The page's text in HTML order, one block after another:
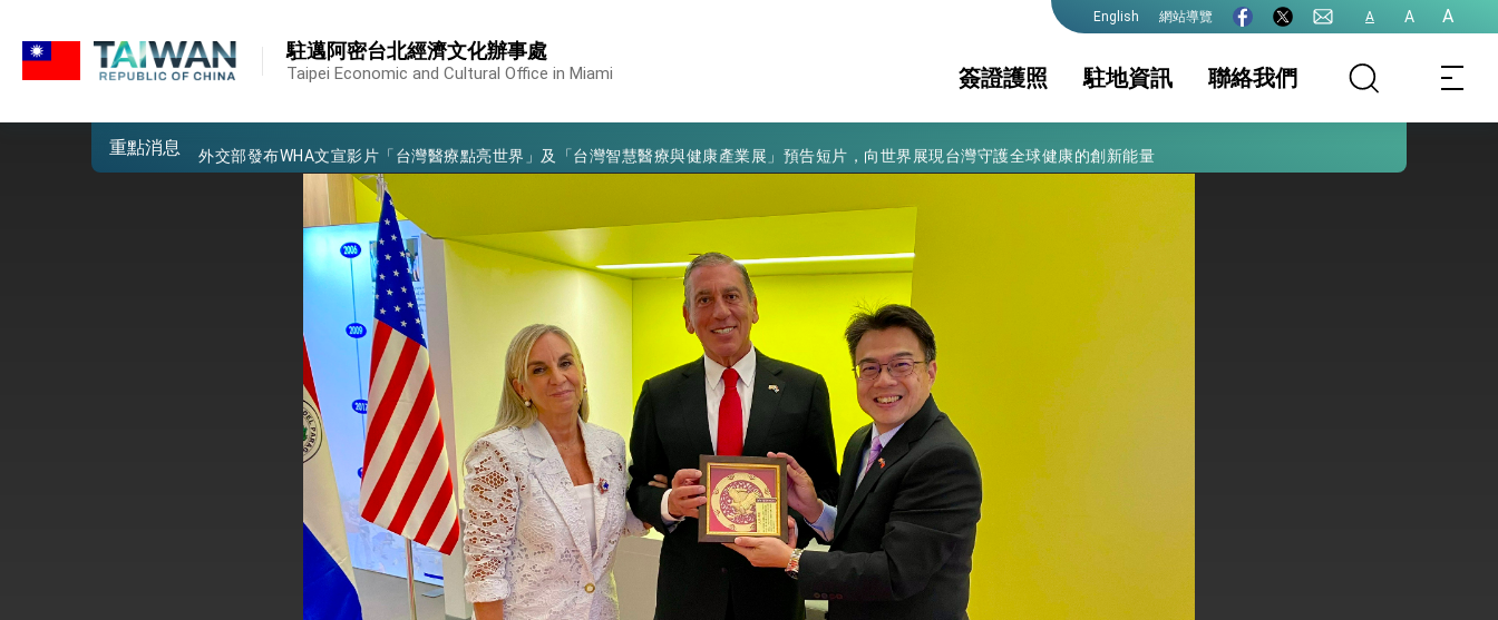
English 網站導覽 A A A
駐邁阿密台北經濟文化辦事處
Taipei Economic and Cultural Office in Miami 簽證護照
護照 簽證
文件證明
駐地資訊
簽證及入境須知 駐地基本資料
生活資訊
行事曆
聯絡我們
重點消息
我國政府將在美國亞利桑納州設立「駐鳳凰城辦事處」，進一步深化台美交流合作
外交部發布WHA文宣影片「台灣醫療點亮世界」及「台灣智慧醫療與健康產業展」預告短片，向世界展現台灣守護全球健康的創新能量
總統出訪史瓦帝尼返國談話 強調臺灣人有權利走向世界 盼與理念相近國家共同維護國際秩序
堅定走向世界 賴總統抵達史瓦帝尼王國進行國是訪問
總統與五院院長新春茶敘 盼化分歧為團結、為國家邁出合作第一步
台美貿易協議完成簽署達成6大目標、創5大歷史性突破 總統強調將以3大面向加速臺灣經濟轉型升級 籲請立院全力支持並盡速通過
臺美簽署「對等貿易協定」確立對等關稅15%且不疊加 我輸美2072項產品豁免對等關稅
總統接受「法新社」（AFP）專訪內容
外交部長林佳龍於《外交事務》撰文指出：自由世界 需要台灣，團結合作方能守護繁榮
外交部長林佳龍出席《台灣光華雜誌》50週年慶「見證蛻變，分享世界的光華」開幕式，期許數位轉 型迎向下個50年
總統主持「台美經濟繁榮夥伴對話」記者會 說明臺美合作三大戰略方向 盼與民主夥伴共同引領 下一個世代的繁榮